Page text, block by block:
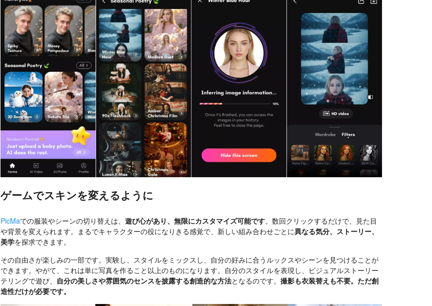
ゲームでスキンを変えるように
PicMaでの服装やシーンの切り替えは、遊び心があり、無限にカスタマイズ可能です。数回クリックするだけで、見た目
や背景を変えられます。まるでキャラクターの役になりきる感覚で、新しい組み合わせごとに異なる気分、ストーリー、
美学を探求できます。
その自由さが楽しみの一部です。実験し、スタイルをミックスし、自分の好みに合うルックスやシーンを見つけることが
できます。やがて、これは単に写真を作ること以上のものになります。自分のスタイルを表現し、ビジュアルストーリー
テリングで遊び、 自分の美しさや雰囲気のセンスを披露する創造的な方法となるのです。撮影も衣装替えも不要。ただ創
造性だけが必要です。